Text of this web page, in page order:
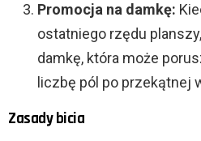
Promocja na damkę:
ostatniego rzędu
damkę, która może
liczbę pól po przekątnej
Zasady bicia